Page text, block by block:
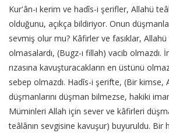
Kur'ân-ı kerim ve hadîs-i şerifler, Allahü
olduğunu, açıkça bildiriyor. Onun
sevmiş olur mu? Kâfirler ve fasıklar, Allahü
olmasalardı, (Bugz-ı fillah) vacib olmazdı.
rızasına kavuşturacakların en üstünü
sebep olmazdı. Hadîs-i şerifte, (Bir kimse,
düşmanlarını düşman bilmezse, hakiki
Müminleri Allah için sever ve kâfirleri
teâlânın sevgisine kavuşur) buyuruldu. Bir